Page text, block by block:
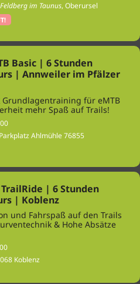
im Taunus, Oberursel
Basic | 6 Stunden
| Annweiler im Pfälzer
Grundlagentraining für eMTB
mehr Spaß auf Trails!
Ahlmühle 76855
| 6 Stunden
| Koblenz
und Fahrspaß auf den Trails
& Hohe Absätze
Koblenz